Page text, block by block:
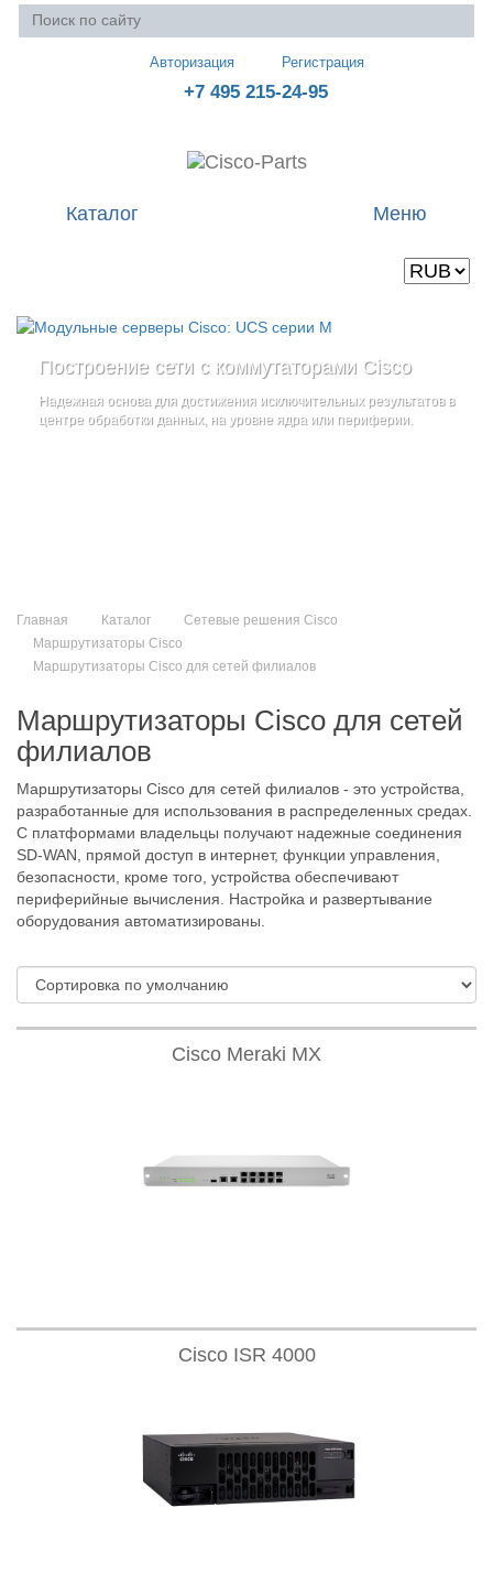
Авторизация Регистрация
+7 495 215-24-95
Меню
Каталог
Построение сети с коммутаторами Cisco
Надежная основа для достижения исключительных результатов в
центре обработки данных, на уровне ядра или периферии.
Стоечные серверы Cisco UCS серии C
Созданы для сокращения общей стоимости владенияи
повышение адаптивности Вашего бизнеса
дополнительные компоненты
Главная Каталог
Сетевые решения Cisco
Маршрутизаторы Cisco
Маршрутизаторы Cisco для сетей филиалов
Маршрутизаторы Cisco для сетей
филиалов
Маршрутизаторы Cisco для сетей филиалов - это устройства,
разработанные для использования в распределенных средах.
С платформами владельцы получают надежные соединения
SD-WAN, прямой доступ в интернет, функции управления,
безопасности, кроме того, устройства обеспечивают
периферийные вычисления. Настройка и развертывание
оборудования автоматизированы.
Cisco Meraki MX
Cisco ISR 4000